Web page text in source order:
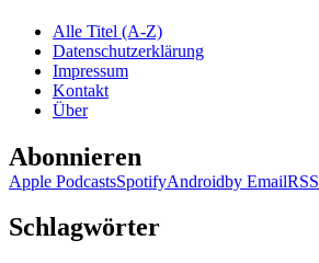
Alle Titel (A-Z)
Datenschutzerklärung
Impressum
Kontakt
Über
Abonnieren
Apple PodcastsSpotifyAndroidby EmailRSS
Schlagwörter